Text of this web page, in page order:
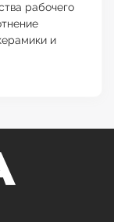
рабочего
и